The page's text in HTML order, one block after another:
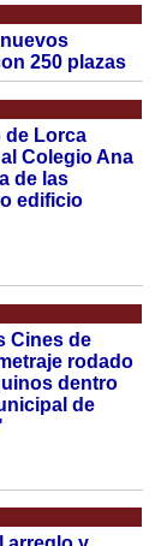
250 plazas
de Lorca
Colegio Ana
de las
edificio
Cines de
rodado
dentro
de